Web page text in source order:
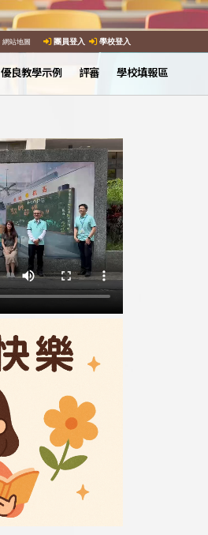
網站地圖 團員登入 學校登入
優良教學示例 評審 學校填報區